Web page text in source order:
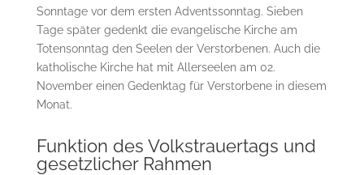
Sonntage vor dem ersten Adventssonntag. Sieben
Tage später gedenkt die evangelische Kirche am
Totensonntag den Seelen der Verstorbenen. Auch die
katholische Kirche hat mit Allerseelen am 02.
November einen Gedenktag für Verstorbene in diesem
Monat.
Funktion des Volkstrauertags und
gesetzlicher Rahmen